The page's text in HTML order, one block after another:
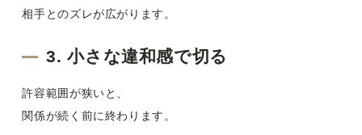
相手とのズレが広がります。
3. 小さな違和感で切る
許容範囲が狭いと、
関係が続く前に終わります。